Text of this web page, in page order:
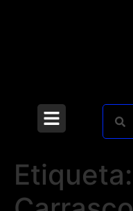
Etiqueta: